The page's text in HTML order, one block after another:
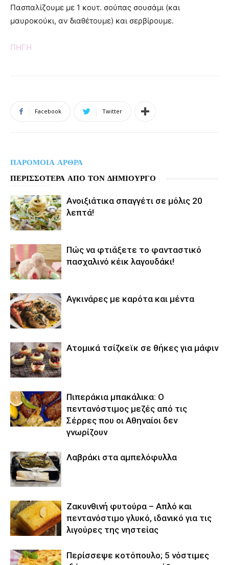
Πασπαλίζουμε με 1 κουτ. σούπας σουσάμι (και
μαυροκούκι, αν διαθέτουμε) και σερβίρουμε.
ΠΗΓΗ
Facebook Twitter
ΠΑΡΟΜΟΙΑ ΑΡΘΡΑ
ΠΕΡΙΣΣΟΤΕΡΑ ΑΠΟ ΤΟΝ ΔΗΜΙΟΥΡΓΟ
Aνοιξιάτικα σπαγγέτι σε μόλις 20
λεπτά!
Πώς να φτιάξετε το φανταστικό
πασχαλινό κέικ λαγουδάκι!
Αγκινάρες με καρότα και μέντα
Ατομικά τσίζκεϊκ σε θήκες για μάφιν
Πιπεράκια μπακάλικα: Ο
πεντανόστιμος μεζές από τις
Σέρρες που οι Αθηναίοι δεν
γνωρίζουν
Λαβράκι στα αμπελόφυλλα
Ζακυνθινή φυτούρα – Απλό και
πεντανόστιμο γλυκό, ιδανικό για τις
λιγούρες της νηστείας
Περίσσεψε κοτόπουλο; 5 νόστιμες